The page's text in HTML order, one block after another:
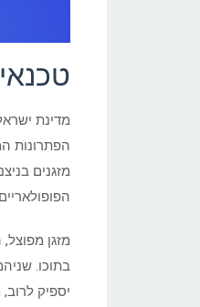
מדינת
הפתרונות
מזגנים
מזגן
בתוכו.